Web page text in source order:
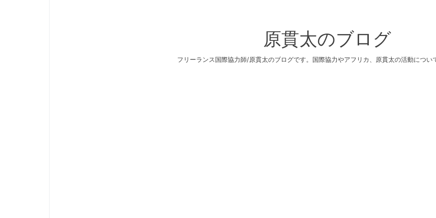
原貫太のブログ
フリーランス国際協力師/原貫太のブログです。国際協力やアフリカ、原貫太の活動につい